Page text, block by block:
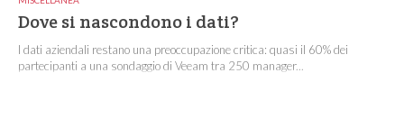
Dove si nascondono i dati?
I dati aziendali restano una preoccupazione critica: quasi il 60% dei
partecipanti a una sondaggio di Veeam tra 250 manager...